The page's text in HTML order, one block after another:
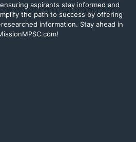
aspirants stay informed and
the path to success by offering
information. Stay ahead in